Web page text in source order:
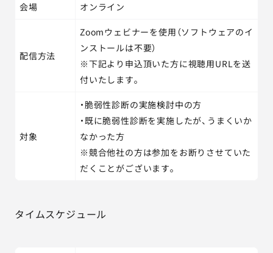
会場 オンライン
配信方法
Zoomウェビナーを使用（ソフトウェアのイ
ンストールは不要）
※下記より申込頂いた方に視聴用URLを送
付いたします。
対象
・脆弱性診断の実施検討中の方
・既に脆弱性診断を実施したが、うまくいか
なかった方
※競合他社の方は参加をお断りさせていた
だくことがございます。
タイムスケジュール